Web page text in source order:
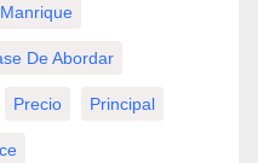
De Abordar
Precio Principal